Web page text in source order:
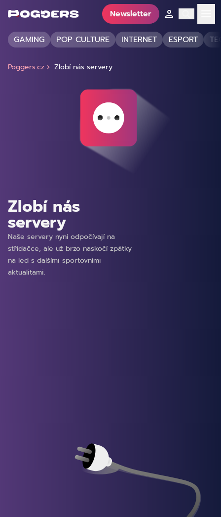
Newsletter
GAMING POP CULTURE INTERNET ESPORT
Poggers.cz Zlobí nás servery
Zlobí nás
servery
Naše servery nyní odpočívají na
střídačce, ale už brzo naskočí zpátky
na led s dalšími sportovními
aktualitami.